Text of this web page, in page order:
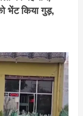
भेंट किया गुड़,